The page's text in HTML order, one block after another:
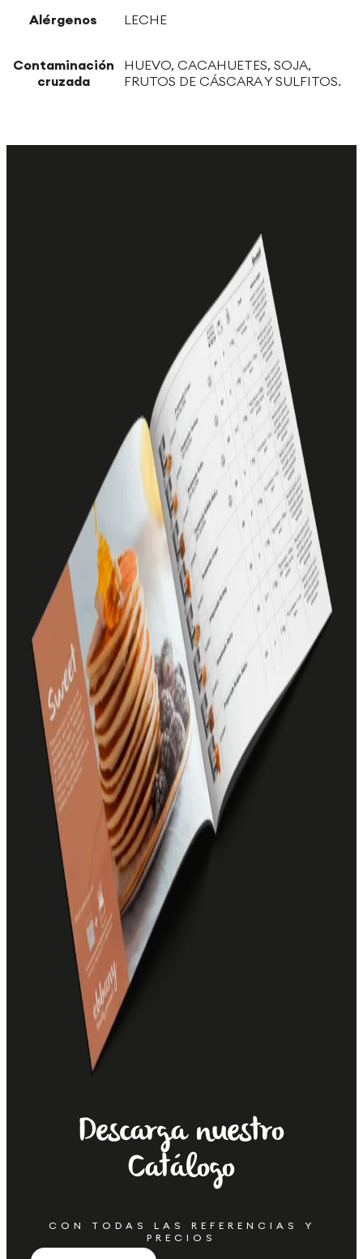
Alérgenos LECHE
Contaminación
cruzada
HUEVO, CACAHUETES, SOJA,
FRUTOS DE CÁSCARA Y SULFITOS.
Descarga nuestro
Catálogo
CON TODAS LAS REFERENCIAS Y
PRECIOS